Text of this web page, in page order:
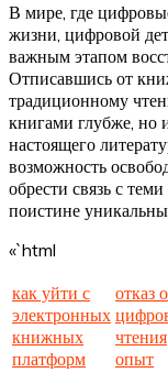
В мире, где
жизни, цифровой
важным этапом
Отписавшись от
традиционному
книгами глубже, но
настоящего
возможность
обрести связь с
поистине
«`html
как уйти с
электронных
книжных
платформ
отказ
чтения
опыт